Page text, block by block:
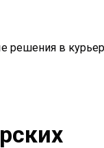
решения в